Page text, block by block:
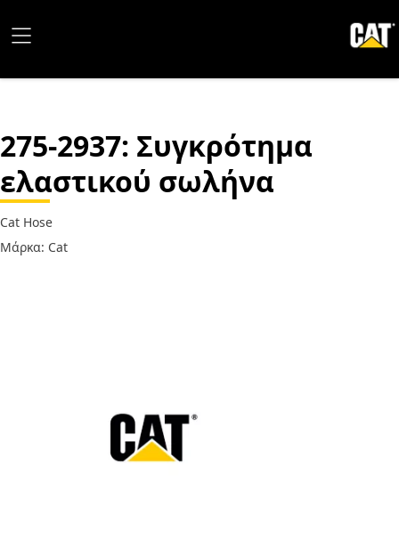
275-2937: Συγκρότημα
ελαστικού σωλήνα
Cat Hose
Μάρκα: Cat